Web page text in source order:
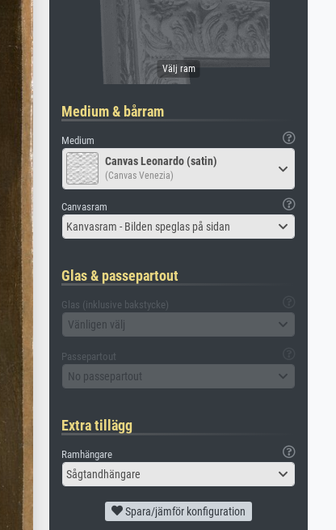
Medium & bårram
Medium
Canvas Leonardo (satin)
(Canvas Venezia)
Canvasram
Kanvasram - Bilden speglas på sidan
Glas & passepartout
Glas (inklusive bakstycke)
Vänligen välj
Passepartout
No passepartout
Extra tillägg
Ramhängare
Sågtandhängare
Spara/jämför konfiguration